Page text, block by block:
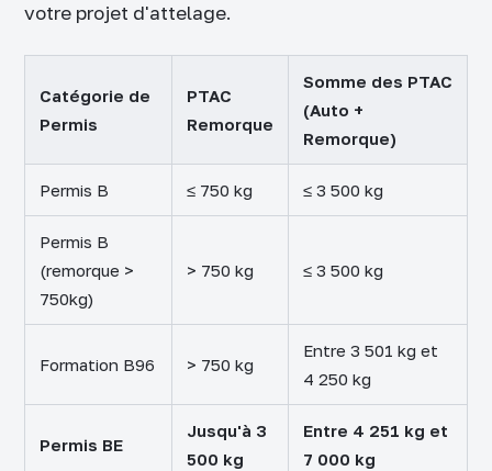
votre projet d'attelage.
Catégorie de
Permis
PTAC
Remorque
Somme des PTAC
(Auto +
Remorque)
Permis B ≤ 750 kg ≤ 3 500 kg
Permis B
(remorque >
750kg)
> 750 kg ≤ 3 500 kg
Formation B96 > 750 kg
Entre 3 501 kg et
4 250 kg
Permis BE
Jusqu'à 3
500 kg
Entre 4 251 kg et
7 000 kg